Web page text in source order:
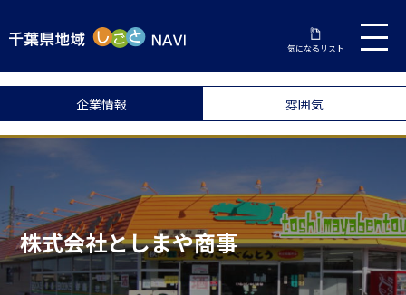
気になるリスト
企業情報 雰囲気
株式会社としまや商事